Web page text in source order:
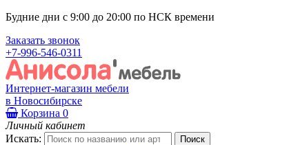
Будние дни с 9:00 до 20:00 по НСК времени
Заказать звонок
+7-996-546-0311
Интернет-магазин мебели
в Новосибирске
Корзина 0
Личный кабинет
Искать: